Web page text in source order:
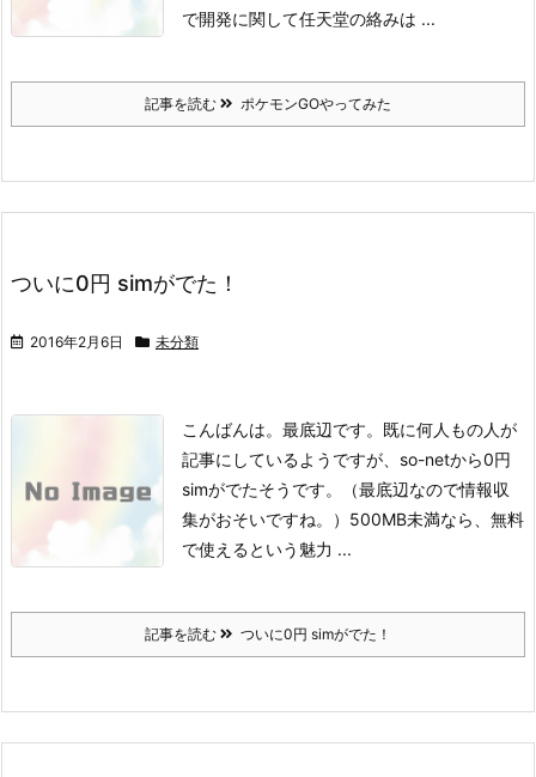
で開発に関して任天堂の絡みは ...
記事を読む ポケモンGOやってみた
ついに0円 simがでた！
2016年2月6日 未分類
こんばんは。 最底辺です。 既に何人もの人が
記事にしているようですが、so-netから0円
simがでたそうです。
（最底辺なので情報収
集がおそいですね。） 500MB未満なら、無料
で使えるという魅力 ...
記事を読む ついに0円 simがでた！